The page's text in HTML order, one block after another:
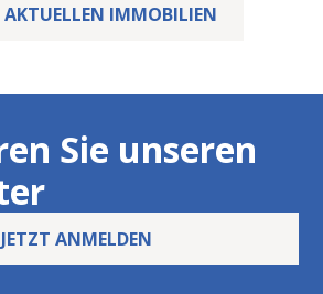
AKTUELLEN IMMOBILIEN
Sie unseren
JETZT ANMELDEN